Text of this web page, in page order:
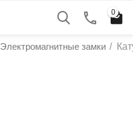
0
Электромагнитные замки /